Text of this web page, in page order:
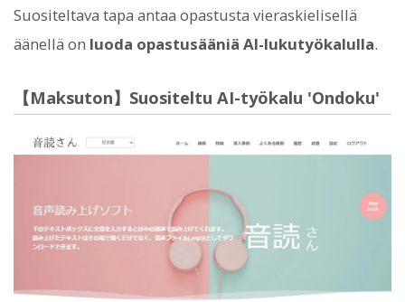
Suositeltava tapa antaa opastusta vieraskielisellä
äänellä on luoda opastusääniä AI-lukutyökalulla.
【Maksuton】Suositeltu AI-työkalu 'Ondoku'